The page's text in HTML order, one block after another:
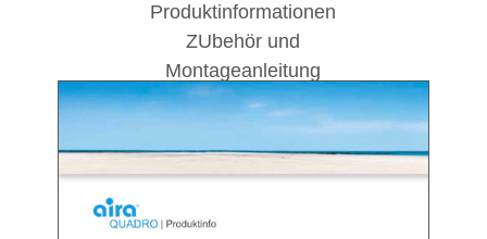
Produktinformationen
ZUbehör und
Montageanleitung